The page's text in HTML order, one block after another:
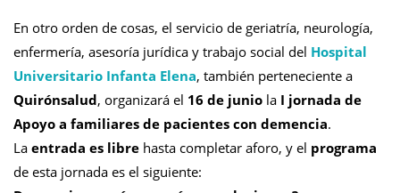
En otro orden de cosas, el servicio de geriatría, neurología,
enfermería, asesoría jurídica y trabajo social del Hospital
Universitario Infanta Elena, también perteneciente a
Quirónsalud, organizará el 16 de junio la I jornada de
Apoyo a familiares de pacientes con demencia.
La entrada es libre hasta completar aforo, y el programa
de esta jornada es el siguiente: